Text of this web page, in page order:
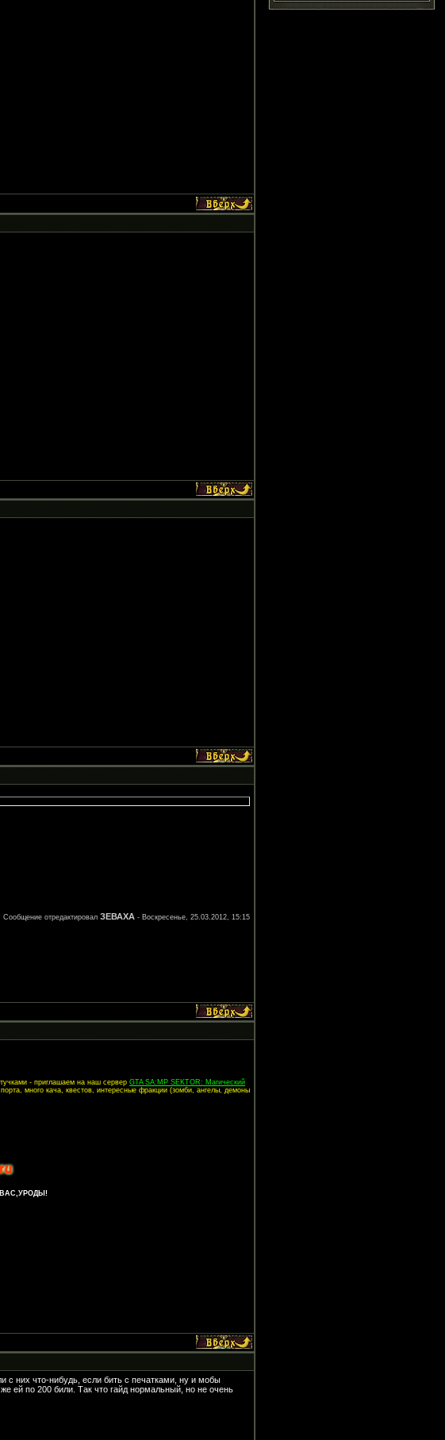
Сообщение отредактировалЗЕВАХА - Воскресенье, 25.03.2012, 15:15
- приглашаем на наш серверGTA SA:MP SEKTOR: Магический
много кача, квестов, интересные фракции (зомби, ангелы, демоны
с них что-нибудь, если бить с печатками, ну и мобы
ей по 200 били. Так что гайд нормальный, но не очень